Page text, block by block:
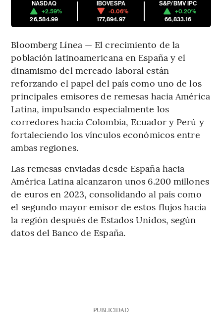
NASDAQ
+2.59%
26,584.99
IBOVESPA
-0.06%
177,894.97
S&P/BMV IPC
+0.20%
66,833.16
Bloomberg Línea — El crecimiento de la
población latinoamericana en España y el
dinamismo del mercado laboral están
reforzando el papel del país como uno de los
principales emisores de remesas hacia América
Latina, impulsando especialmente los
corredores hacia Colombia, Ecuador y Perú y
fortaleciendo los vínculos económicos entre
ambas regiones.
Las remesas enviadas desde España hacia
América Latina alcanzaron unos 6.200 millones
de euros en 2023, consolidando al país como
el segundo mayor emisor de estos flujos hacia
la región después de Estados Unidos, según
datos del Banco de España.
PUBLICIDAD